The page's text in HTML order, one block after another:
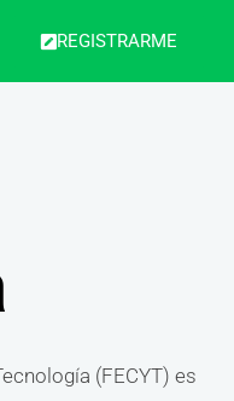
REGISTRARME
(FECYT) es